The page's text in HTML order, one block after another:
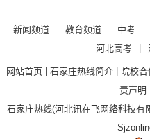
新闻频道 教育频道 中考
河北高考
网站首页| 石家庄热线简介| 院校合
责声明
石家庄热线(河北讯在飞网络科技有